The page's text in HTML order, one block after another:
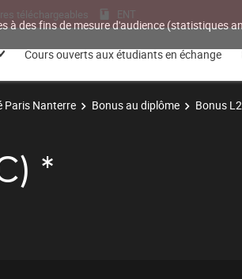
à des fins de mesure d'audience (statistiques
téléchargeables ENT
Cours ouverts aux étudiants en échange
Paris Nanterre Bonus au diplôme Bonus L2
*